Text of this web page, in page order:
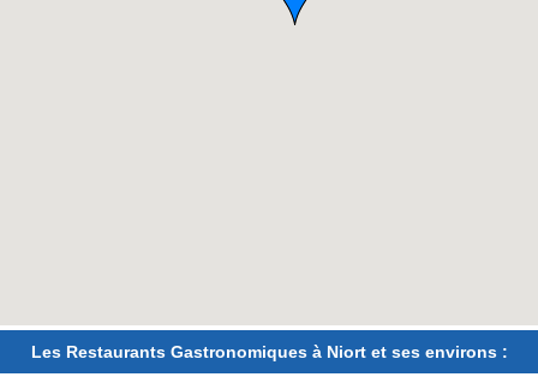
Les Restaurants Gastronomiques à Niort et ses environs :